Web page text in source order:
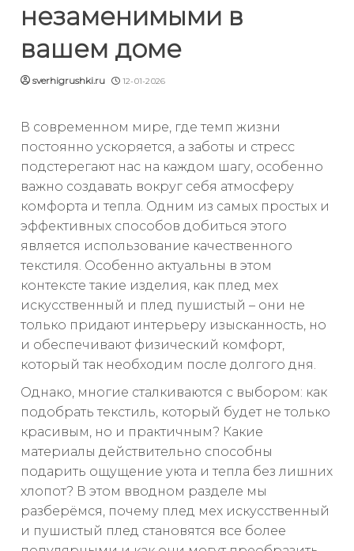
незаменимыми в
вашем доме
sverhigrushki.ru 12-01-2026
В современном мире, где темп жизни
постоянно ускоряется, а заботы и стресс
подстерегают нас на каждом шагу, особенно
важно создавать вокруг себя атмосферу
комфорта и тепла. Одним из самых простых и
эффективных способов добиться этого
является использование качественного
текстиля. Особенно актуальны в этом
контексте такие изделия, как плед мех
искусственный и плед пушистый – они не
только придают интерьеру изысканность, но
и обеспечивают физический комфорт,
который так необходим после долгого дня.
Однако, многие сталкиваются с выбором: как
подобрать текстиль, который будет не только
красивым, но и практичным? Какие
материалы действительно способны
подарить ощущение уюта и тепла без лишних
хлопот? В этом вводном разделе мы
разберёмся, почему плед мех искусственный
и пушистый плед становятся все более